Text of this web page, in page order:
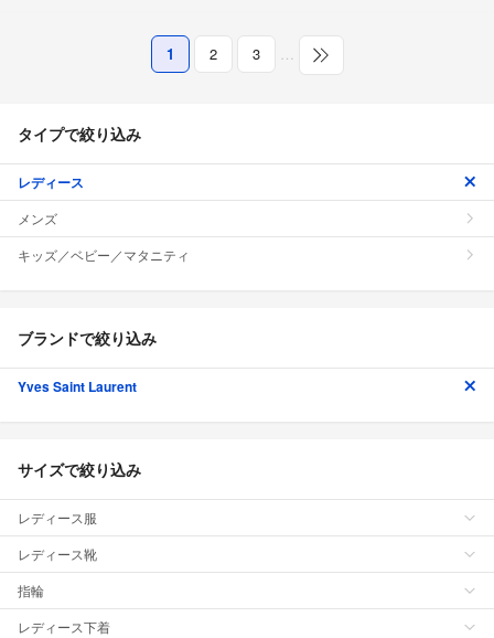
1 2 3 …
タイプで絞り込み
レディース
メンズ
キッズ／ベビー／マタニティ
ブランドで絞り込み
Yves Saint Laurent
サイズで絞り込み
レディース服
レディース靴
指輪
レディース下着